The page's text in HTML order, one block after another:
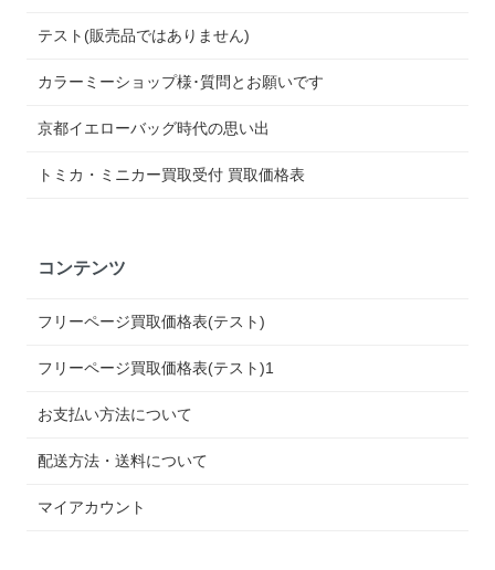
テスト(販売品ではありません)
カラーミーショップ様･質問とお願いです
京都イエローバッグ時代の思い出
トミカ・ミニカー買取受付 買取価格表
コンテンツ
フリーページ買取価格表(テスト)
フリーページ買取価格表(テスト)1
お支払い方法について
配送方法・送料について
マイアカウント